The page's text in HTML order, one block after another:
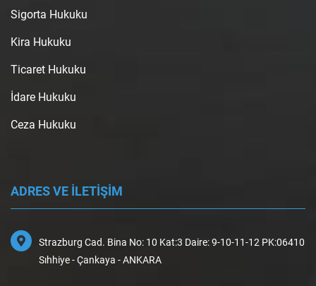
Sigorta Hukuku
Kira Hukuku
Ticaret Hukuku
İdare Hukuku
Ceza Hukuku
ADRES VE İLETİŞİM
Strazburg Cad. Bina No: 10 Kat:3 Daire: 9-10-11-12 PK:06410
Sıhhiye - Çankaya - ANKARA